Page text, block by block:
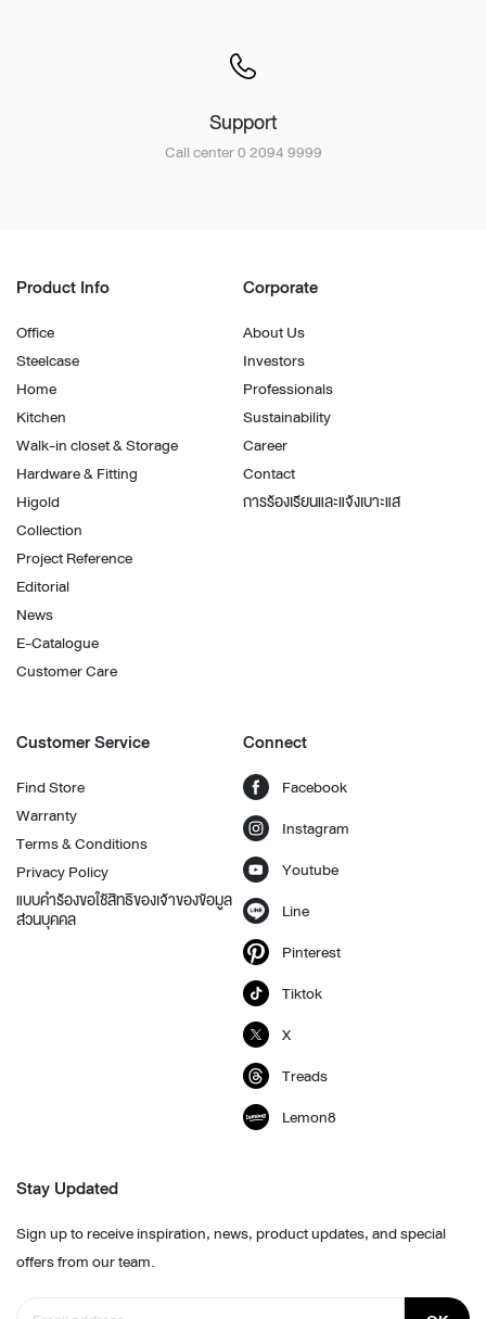
Support
Call center 0 2094 9999
Product Info
Office
Steelcase
Home
Kitchen
Walk-in closet & Storage
Hardware & Fitting
Higold
Collection
Project Reference
Editorial
News
E-Catalogue
Customer Care
Corporate
About Us
Investors
Professionals
Sustainability
Career
Contact
การร้องเรียนและแจ้งเบาะแส
Customer Service
Find Store
Warranty
Terms & Conditions
Privacy Policy
แบบคำร้องขอใช้สิทธิของเจ้าของข้อมูล
ส่วนบุคคล
Connect
Facebook
Instagram
Youtube
Line
Pinterest
Tiktok
X
Treads
Lemon8
Stay Updated
Sign up to receive inspiration, news, product updates, and special
offers from our team.